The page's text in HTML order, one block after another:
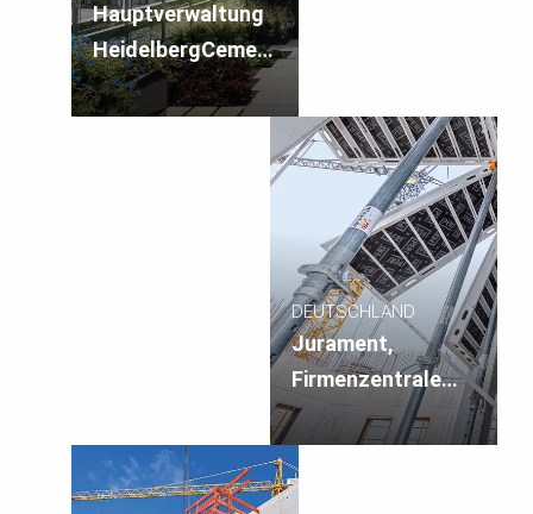
Hauptverwaltung
HeidelbergCement
AG
DEUTSCHLAND
Jurament,
Firmenzentrale
Martin Meier